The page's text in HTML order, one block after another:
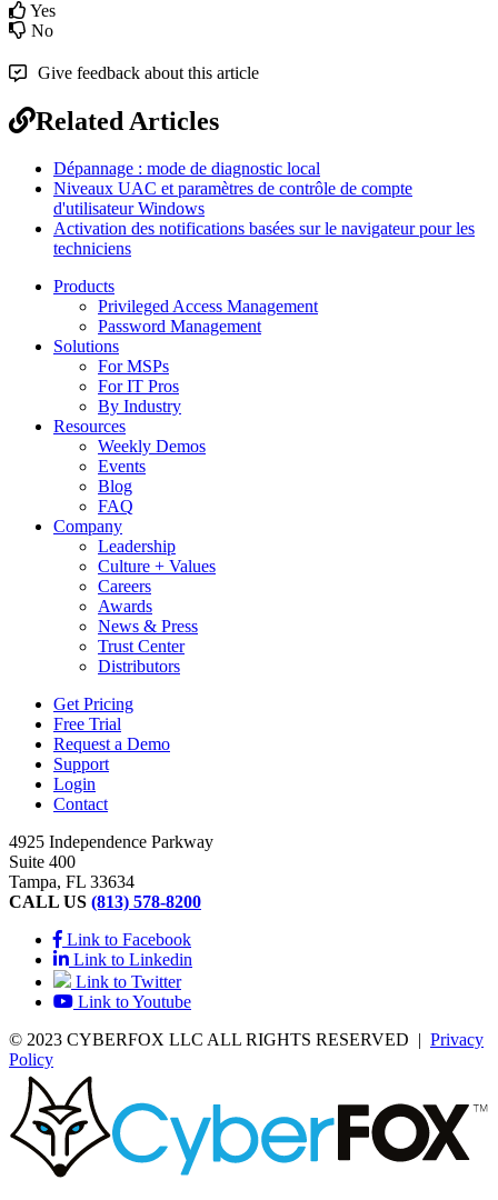
Yes
No
Give feedback about this article
Related Articles
Dépannage : mode de diagnostic local
Niveaux UAC et paramètres de contrôle de compte
d'utilisateur Windows
Activation des notifications basées sur le navigateur pour les
techniciens
Products
Privileged Access Management
Password Management
Solutions
For MSPs
For IT Pros
By Industry
Resources
Weekly Demos
Events
Blog
FAQ
Company
Leadership
Culture + Values
Careers
Awards
News & Press
Trust Center
Distributors
Get Pricing
Free Trial
Request a Demo
Support
Login
Contact
4925 Independence Parkway
Suite 400
Tampa, FL 33634
CALL US (813) 578-8200
Link to Facebook
Link to Linkedin
Link to Twitter
Link to Youtube
© 2023 CYBERFOX LLC ALL RIGHTS RESERVED | Privacy
Policy